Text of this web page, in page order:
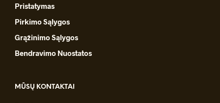
Pristatymas
Pirkimo Sąlygos
Grąžinimo Sąlygos
Bendravimo Nuostatos
MŪSŲ KONTAKTAI